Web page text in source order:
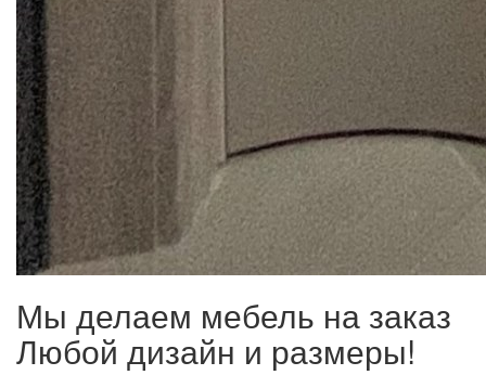
Мы делаем мебель на заказ
Любой дизайн и размеры!